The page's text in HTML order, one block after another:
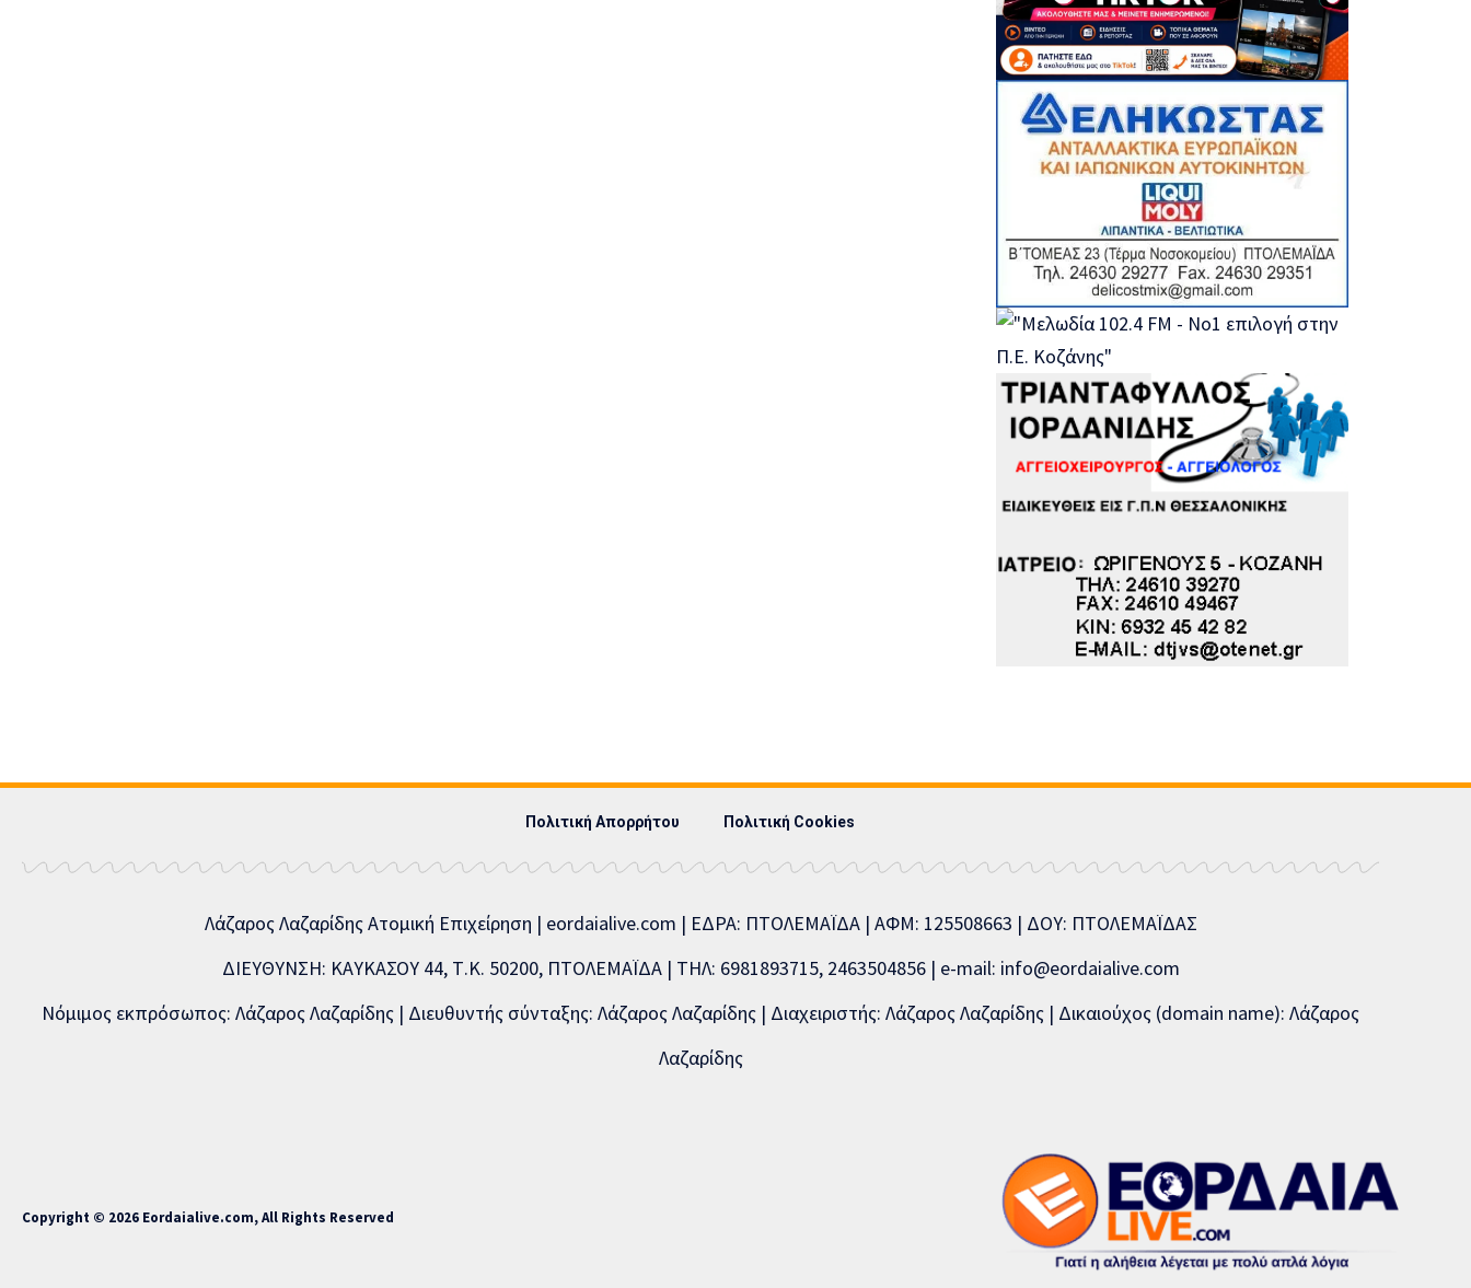
Πολιτική Απορρήτου Πολιτική Cookies
Λάζαρος Λαζαρίδης Ατομική Επιχείρηση | eordaialive.com | ΕΔΡΑ: ΠΤΟΛΕΜΑΪΔΑ | ΑΦΜ: 125508663 | ΔΟΥ: ΠΤΟΛΕΜΑΪΔΑΣ
ΔΙΕΥΘΥΝΣΗ: ΚΑΥΚΑΣΟΥ 44, Τ.Κ. 50200, ΠΤΟΛΕΜΑΪΔΑ | ΤΗΛ: 6981893715, 2463504856 | e-mail: info@eordaialive.com
Νόμιμος εκπρόσωπος: Λάζαρος Λαζαρίδης | Διευθυντής σύνταξης: Λάζαρος Λαζαρίδης | Διαχειριστής: Λάζαρος Λαζαρίδης | Δικαιούχος (domain name): Λάζαρος
Λαζαρίδης
Copyright © 2026 Eordaialive.com, All Rights Reserved